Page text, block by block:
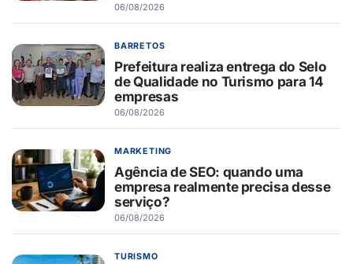
06/08/2026
BARRETOS
Prefeitura realiza entrega do Selo
de Qualidade no Turismo para 14
empresas
06/08/2026
MARKETING
Agência de SEO: quando uma
empresa realmente precisa desse
serviço?
06/08/2026
TURISMO